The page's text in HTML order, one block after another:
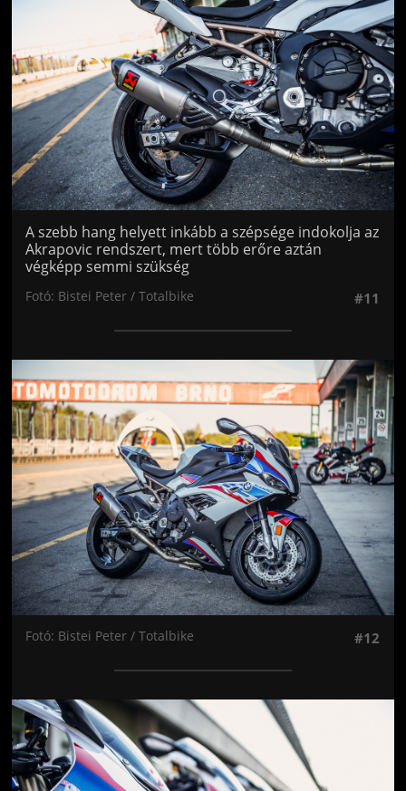
A szebb hang helyett inkább a szépsége indokolja az
Akrapovic rendszert, mert több erőre aztán
végképp semmi szükség
Fotó: Bistei Peter / Totalbike #11
Jön még kép!
Fotó: Bistei Peter / Totalbike #12
Jön még kép!